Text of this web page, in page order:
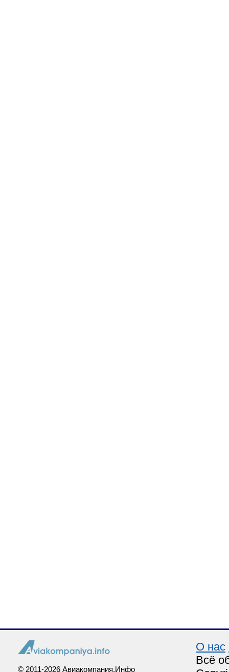
© 2011-2026 Авиакомпания.Инфо
О нас
Всё